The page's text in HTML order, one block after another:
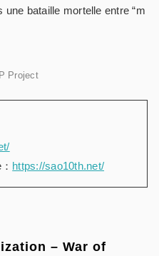
une bataille mortelle entre “m
Project
https://sao10th.net/
– War of